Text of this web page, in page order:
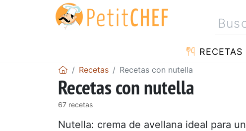
RECETAS
Recetas Recetas con nutella
Recetas con nutella
67 recetas
Nutella: crema de avellana ideal para